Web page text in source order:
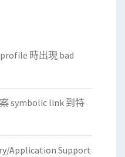
時出現 bad
symbolic link 到特
Application Support